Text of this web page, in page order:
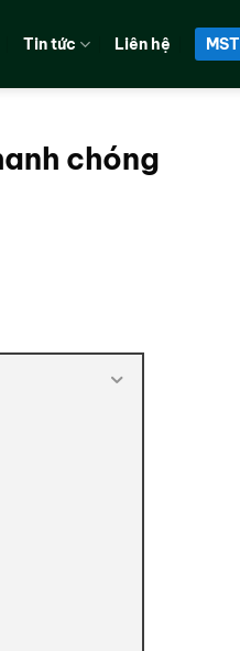
Tin tức Liên hệ MST
chóng